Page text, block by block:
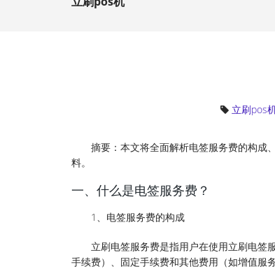
立刷pos
摘要：本文将全面解析电签服务费的构成
料。
一、什么是电签服务费？
1、电签服务费的构成
立刷电签服务费是指用户在使用立刷电签
手续费）、固定手续费和其他费用（如增值服务